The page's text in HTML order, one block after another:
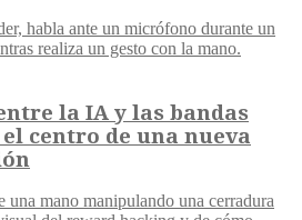
la IA y las bandas
centro de una nueva